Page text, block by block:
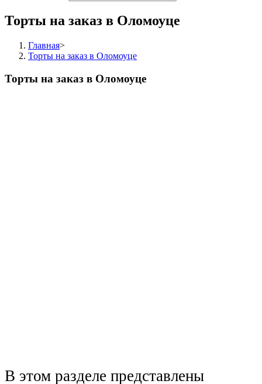
Торты на заказ в Оломоуце
Главная>
Торты на заказ в Оломоуце
Торты на заказ в Оломоуце
В этом разделе представлены